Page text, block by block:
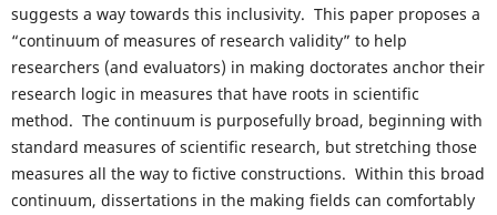
suggests a way towards this inclusivity. This paper proposes a
“continuum of measures of research validity” to help
researchers (and evaluators) in making doctorates anchor their
research logic in measures that have roots in scientific
method. The continuum is purposefully broad, beginning with
standard measures of scientific research, but stretching those
measures all the way to fictive constructions. Within this broad
continuum, dissertations in the making fields can comfortably